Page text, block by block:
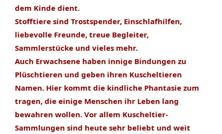
dem Kinde dient.
Stofftiere sind Trostspender, Einschlafhilfen,
liebevolle Freunde, treue Begleiter,
Sammlerstücke und vieles mehr.
Auch Erwachsene haben innige Bindungen zu
Plüschtieren und geben ihren Kuscheltieren
Namen. Hier kommt die kindliche Phantasie zum
tragen, die einige Menschen ihr Leben lang
bewahren wollen. Vor allem Kuscheltier-
Sammlungen sind heute sehr beliebt und weit